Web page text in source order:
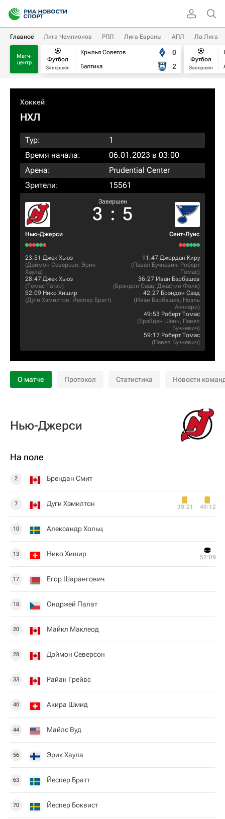
Главное Лига Чемпионов РПЛ Лига Европы АПЛ Ла Лига
Матч-
центр
Футбол
Завершен
Крылья Советов
Балтика
0
2
Футбол
Завершен
Хоккей
НХЛ
Тур:
1
Время начала:
06.01.2023 в 03:00
Арена:
Prudential Center
Зрители:
15561
Нью-Джерси
Завершен
3 : 5
Сент-Луис
23:51 Джек Хьюз
(Дэймон Северсон, Эрик
Хаула)
28:47 Джек Хьюз
(Томас Татар)
52:09 Нико Хишир
(Дуги Хэмилтон, Йеспер Братт)
11:47 Джордан Киру
(Павел Бучневич, Роберт
Томас)
36:27 Иван Барбашев
(Брэндон Саад, Джастин Фолк)
42:27 Брэндон Саад
(Иван Барбашев, Ноэль
Аччиари)
49:53 Роберт Томас
(Брэйден Шенн, Павел
Бучневич)
59:17 Роберт Томас
(Павел Бучневич)
О матче Протокол Статистика Новости
Нью-Джерси
На поле
2 Брендан Смит
7 Дуги Хэмилтон 39:21 49:12
10 Александр Хольц
13 Нико Хишир 52:09
17 Егор Шарангович
18 Ондржей Палат
20 Майкл Маклеод
28 Дэймон Северсон
33 Райан Грейвс
40 Акира Шмид
44 Майлс Вуд
56 Эрик Хаула
63 Йеспер Братт
70 Йеспер Боквист